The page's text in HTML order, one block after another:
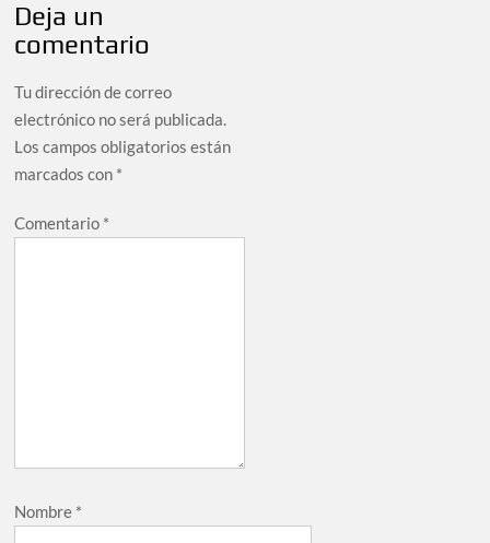
Deja un
comentario
Tu dirección de correo
electrónico no será publicada.
Los campos obligatorios están
marcados con *
Comentario *
Nombre *